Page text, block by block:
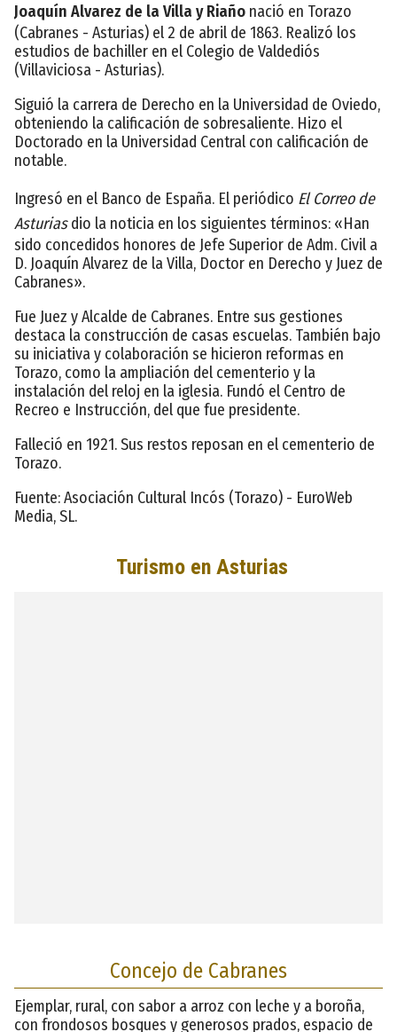
Joaquín Alvarez de la Villa y Riaño nació en Torazo
(Cabranes - Asturias) el 2 de abril de 1863. Realizó los
estudios de bachiller en el Colegio de Valdediós
(Villaviciosa - Asturias).
Siguió la carrera de Derecho en la Universidad de Oviedo,
obteniendo la calificación de sobresaliente. Hizo el
Doctorado en la Universidad Central con calificación de
notable.
Ingresó en el Banco de España. El periódico El Correo de
Asturiasdio la noticia en los siguientes términos: «Han
sido concedidos honores de Jefe Superior de Adm. Civil a
D. Joaquín Alvarez de la Villa, Doctor en Derecho y Juez de
Cabranes».
Fue Juez y Alcalde de Cabranes. Entre sus gestiones
destaca la construcción de casas escuelas. También bajo
su iniciativa y colaboración se hicieron reformas en
Torazo, como la ampliación del cementerio y la
instalación del reloj en la iglesia. Fundó el Centro de
Recreo e Instrucción, del que fue presidente.
Falleció en 1921. Sus restos reposan en el cementerio de
Torazo.
Fuente: Asociación Cultural Incós (Torazo) - EuroWeb
Media, SL.
Concejo de Cabranes
Ejemplar, rural, con sabor a arroz con leche y a boroña,
con frondosos bosques y generosos prados, espacio de